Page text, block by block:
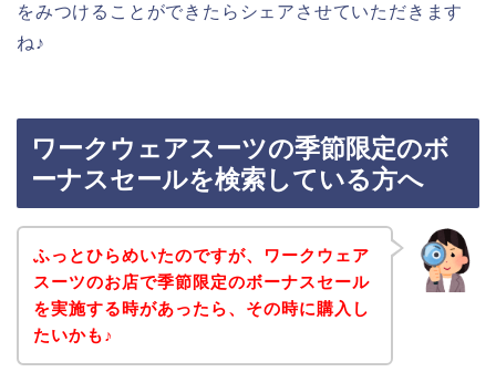
をみつけることができたらシェアさせていただきます
ね♪
ワークウェアスーツの季節限定のボ
ーナスセールを検索している方へ
ふっとひらめいたのですが、ワークウェア
スーツのお店で季節限定のボーナスセール
を実施する時があったら、その時に購入し
たいかも♪